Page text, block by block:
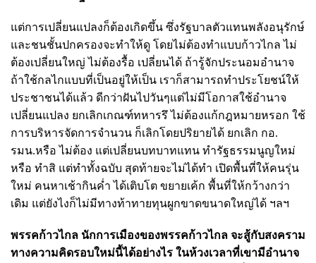
แต่การเปลี่ยนแปลงก็ต้องเกิดขึ้น ซึ่งรัฐบาลตัวแทนพลังอนุรักษ์
และชนชั้นปกครองจะทำให้ดู โดยไม่ต้องทำแบบก้าวไกล ไม่
ต้องเปลี่ยนใหญ่ ไม่ต้องรื้อ เปลี่ยนได้ ถ้ารู้จักประนอมอำนาจ
ถ้าใช้กลไกแบบที่เป็นอยู่ให้เป็น เราก็สามารถทำประโยชน์ให้
ประชาชนได้แล้ว ดีกว่าฝันไปวันๆแต่ไม่มีโอกาสใช้อำนาจ
เปลี่ยนแปลง ยกเลิกเกณฑ์ทหารรึ ไม่ต้องแก้กฎหมายหรอก ใช้
การบริหารจัดการจำนวน ก็เลิกโดยปริยายได้ ยกเลิก กอ.
รมน.หรือ ไม่ต้อง แต่เปลี่ยนบทบาทแทน ทำรัฐธรรมนูญใหม่
หรือ ทำสิ แต่ทำทั้งฉบับ สุดท้ายจะไม่ได้ทำ เปิดพื้นที่ให้คนรุ่น
ใหม่ คนหาเช้ากินค่ำ ได้เติบโต ขยายเค้ก พื้นที่ให้กว้างกว่า
เดิม แต่ยังไงก็ไม่มีทางท้าทายทุนผูกขาดขนาดใหญ่ได้ ฯลฯ
พรรคก้าวไกล นักการเมืองของพรรคก้าวไกล จะสู้กับสงคราม
ทางความคิดรอบใหม่นี้ได้อย่างไร ในห้วงเวลาที่เขามีอำนาจ